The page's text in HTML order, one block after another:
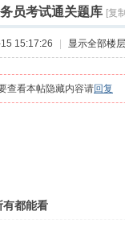
员考试通关题库 [复
15:17:26 显示全部楼层
查看本帖隐藏内容请回复
有都能看